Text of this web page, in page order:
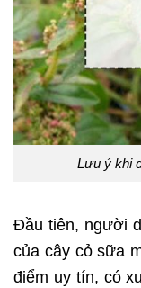
Lưu ý khi
Đầu tiên, người
của cây cỏ sữa
điểm uy tín, có